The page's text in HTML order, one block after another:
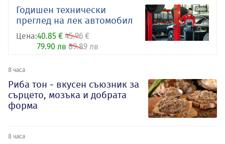
Годишен технически
преглед на лек автомобил
Цена:40.85 € 45.96 €
79.90 лв 89.89 лв
8 часа
Риба тон - вкусен съюзник за
сърцето, мозъка и добрата
форма
8 часа